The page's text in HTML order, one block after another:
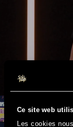
Ce site web
Les cookies
LE CERVEAU